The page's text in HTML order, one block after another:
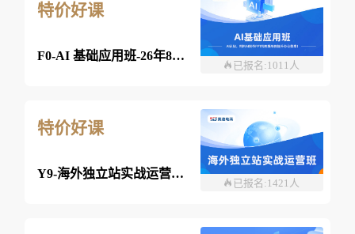
特价好课
F0-AI 基础应用班-26年8月07日(双师）
已报名:1011人
特价好课
Y9-海外独立站实战运营班-26年08月7日（双师）
已报名:1421人